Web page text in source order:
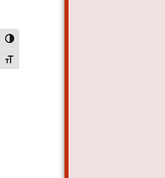
Alternar alto contraste
Alternar tamanho da fonte